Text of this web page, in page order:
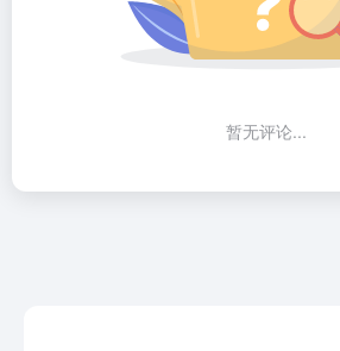
暂无评论...